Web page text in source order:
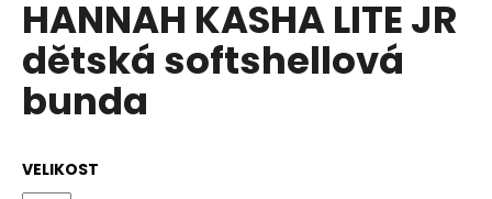
HANNAH KASHA LITE JR
dětská softshellová
bunda
VELIKOST
a
j
í
t